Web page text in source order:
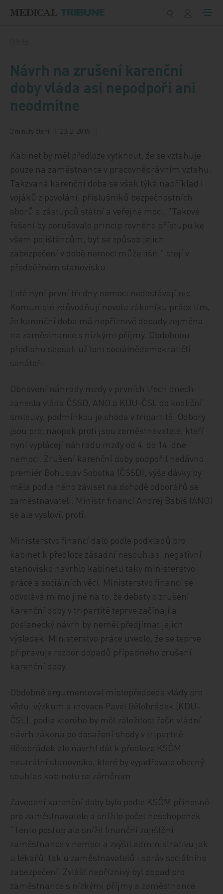
Návrh na zrušení karenční
doby vláda asi nepodpoří ani
neodmítne
3 minuty čtení 23. 2. 2015
Kabinet by měl předloze vytknout, že se vztahuje
pouze na zaměstnance v pracovněprávním vztahu.
Takzvaná karenční doba se však týká například i
vojáků z povolání, příslušníků bezpečnostních
sborů a zástupců státní a veřejné moci. "Takové
řešení by porušovalo princip rovného přístupu ke
všem pojištěncům, byť se způsob jejich
zabezpečení v době nemoci může lišit," stojí v
předběžném stanovisku.
Lidé nyní první tři dny nemoci nedostávají nic.
Komunisté zdůvodňují novelu zákoníku práce tím,
že karenční doba má nepříznivé dopady zejména
na zaměstnance s nízkými příjmy. Obdobnou
předlohu sepsali už loni sociálnědemokratičtí
senátoři.
Obnovení náhrady mzdy v prvních třech dnech
zanesla vláda ČSSD, ANO a KDU-ČSL do koaliční
smlouvy, podmínkou je shoda v tripartitě. Odbory
jsou pro, naopak proti jsou zaměstnavatelé, kteří
nyní vyplácejí náhradu mzdy od 4. do 14. dne
nemoci. Zrušení karenční doby podpořil nedávno
premiér Bohuslav Sobotka (ČSSD), výše dávky by
měla podle něho záviset na dohodě odborářů se
zaměstnavateli. Ministr financí Andrej Babiš (ANO)
se ale vyslovil proti.
Ministerstvo financí dalo podle podkladů pro
kabinet k předloze zásadní nesouhlas, negativní
stanovisko navrhlo kabinetu taky ministerstvo
práce a sociálních věcí. Ministerstvo financí se
odvolává mimo jiné na to, že debaty o zrušení
karenční doby v tripartitě teprve začínají a
poslanecký návrh by neměl předjímat jejich
výsledek. Ministerstvo práce uvedlo, že se teprve
připravuje rozbor dopadů případného zrušení
karenční doby.
Obdobně argumentoval místopředseda vlády pro
vědu, výzkum a inovace Pavel Bělobrádek (KDU-
ČSL), podle kterého by měl záležitost řešit vládní
návrh zákona po dosažení shody v tripartitě.
Bělobrádek ale navrhl dát k předloze KSČM
neutrální stanovisko, které by vyjadřovalo obecný
souhlas kabinetu se záměrem.
Zavedení karenční doby bylo podle KSČM přínosné
pro zaměstnavatele a snížilo počet neschopenek.
"Tento postup ale snížil finanční zajištění
zaměstnance v nemoci a zvýšil administrativu jak
u lékařů, tak u zaměstnavatelů i správ sociálního
zabezpečení. Zvlášť nepříznivý byl dopad pro
zaměstnance s nízkými příjmy a zaměstnance